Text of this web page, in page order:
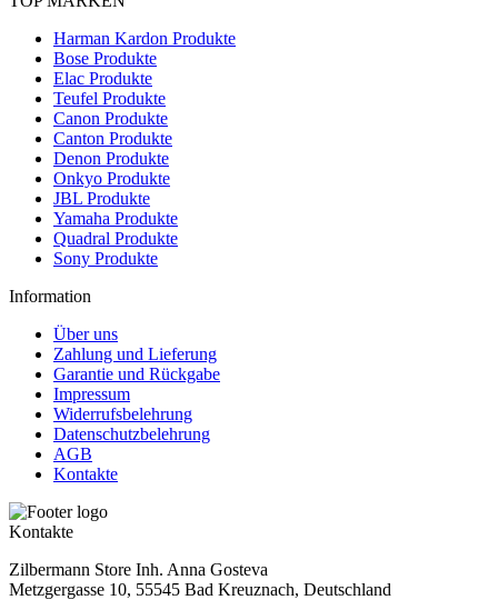
Harman Kardon Produkte
Bose Produkte
Elac Produkte
Teufel Produkte
Canon Produkte
Canton Produkte
Denon Produkte
Onkyo Produkte
JBL Produkte
Yamaha Produkte
Quadral Produkte
Sony Produkte
Information
Über uns
Zahlung und Lieferung
Garantie und Rückgabe
Impressum
Widerrufsbelehrung
Datenschutzbelehrung
AGB
Kontakte
Kontakte
Zilbermann Store Inh. Anna Gosteva
Metzgergasse 10, 55545 Bad Kreuznach, Deutschland